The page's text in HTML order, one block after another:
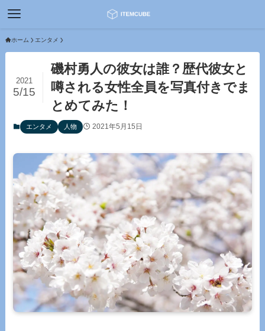
ホーム エンタメ
磯村勇人の彼女は誰？歴代彼女と
噂される女性全員を写真付きでま
とめてみた！
2021
5/15
エンタメ 人物 2021年5月15日